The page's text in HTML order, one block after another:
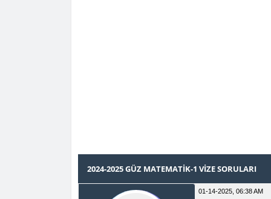
0 OY(LAR) - 0 ORTALAMA
2024-2025 GÜZ MATEMATIK-1 VIZE SORULARI
01-14-2025, 06:38 AM